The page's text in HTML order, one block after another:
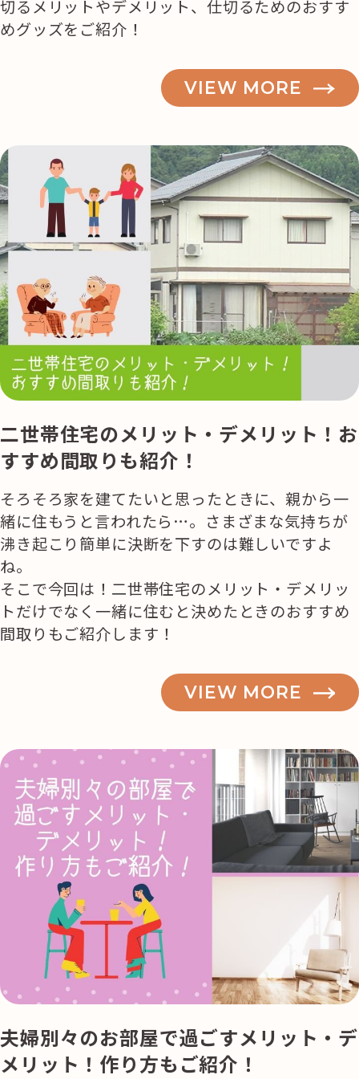
切るメリットやデメリット、仕切るためのおすす
めグッズをご紹介！
VIEW MORE
二世帯住宅のメリット・デメリット！お
すすめ間取りも紹介！
そろそろ家を建てたいと思ったときに、親から一
緒に住もうと言われたら…。さまざまな気持ちが
沸き起こり簡単に決断を下すのは難しいですよ
ね。
そこで今回は！二世帯住宅のメリット・デメリッ
トだけでなく一緒に住むと決めたときのおすすめ
間取りもご紹介します！
VIEW MORE
夫婦別々のお部屋で過ごすメリット・デ
メリット！作り方もご紹介！